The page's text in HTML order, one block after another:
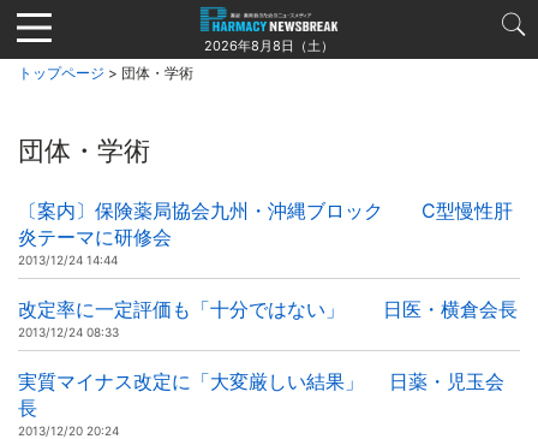
Jump
to
navigation
2026年8月8日（土）
トップページ > 団体・学術
団体・学術
〔案内〕保険薬局協会九州・沖縄ブロック C型慢性肝
炎テーマに研修会
2013/12/24 14:44
改定率に一定評価も「十分ではない」 日医・横倉会長
2013/12/24 08:33
実質マイナス改定に「大変厳しい結果」 日薬・児玉会
長
2013/12/20 20:24